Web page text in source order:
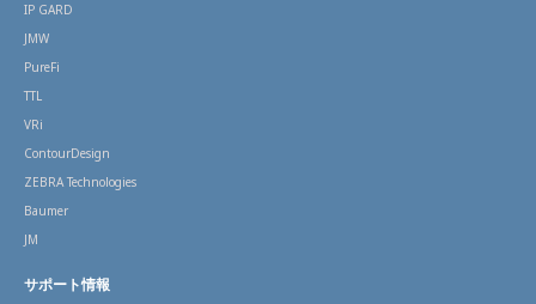
IP GARD
JMW
PureFi
TTL
VRi
ContourDesign
ZEBRA Technologies
Baumer
JM
サポート情報